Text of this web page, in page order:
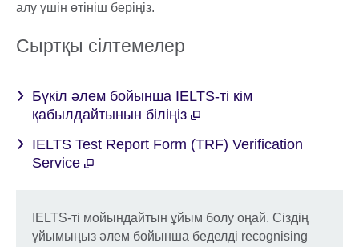
алу үшін өтініш беріңіз.
Сыртқы сілтемелер
Бүкіл әлем бойынша IELTS-ті кім
қабылдайтынын біліңіз
IELTS Test Report Form (TRF) Verification
Service
IELTS-ті мойындайтын ұйым болу оңай. Сіздің
ұйымыңыз әлем бойынша беделді recognising